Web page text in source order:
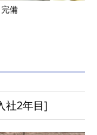
備
社2年目]